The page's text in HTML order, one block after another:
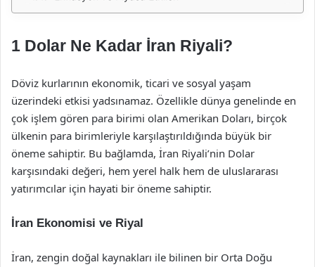
1 Dolar Ne Kadar İran Riyali?
Döviz kurlarının ekonomik, ticari ve sosyal yaşam
üzerindeki etkisi yadsınamaz. Özellikle dünya genelinde en
çok işlem gören para birimi olan Amerikan Doları, birçok
ülkenin para birimleriyle karşılaştırıldığında büyük bir
öneme sahiptir. Bu bağlamda, İran Riyali’nin Dolar
karşısındaki değeri, hem yerel halk hem de uluslararası
yatırımcılar için hayati bir öneme sahiptir.
İran Ekonomisi ve Riyal
İran, zengin doğal kaynakları ile bilinen bir Orta Doğu